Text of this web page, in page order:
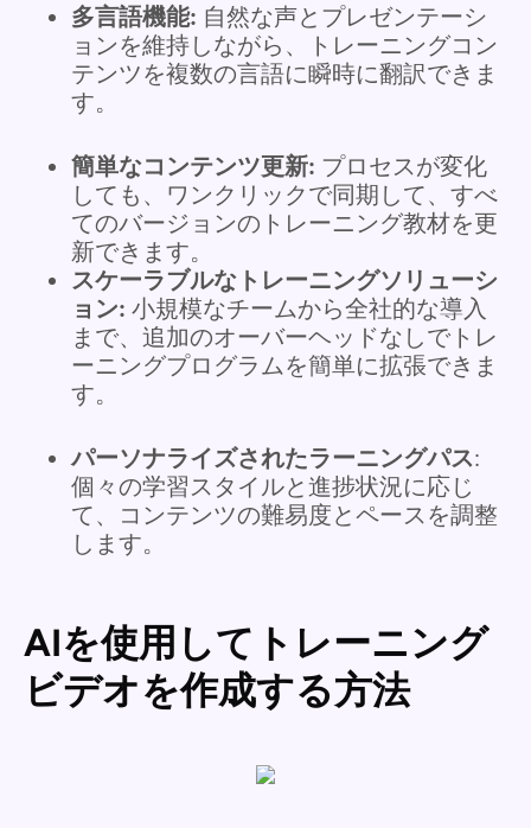
多言語機能: 自然な声とプレゼンテーシ
ョンを維持しながら、トレーニングコン
テンツを複数の言語に瞬時に翻訳できま
す。
簡単なコンテンツ更新: プロセスが変化
しても、ワンクリックで同期して、すべ
てのバージョンのトレーニング教材を更
新できます。
スケーラブルなトレーニングソリューシ
ョン: 小規模なチームから全社的な導入
まで、追加のオーバーヘッドなしでトレ
ーニングプログラムを簡単に拡張できま
す。
パーソナライズされたラーニングパス:
個々の学習スタイルと進捗状況に応じ
て、コンテンツの難易度とペースを調整
します。
AIを使用してトレーニング
ビデオを作成する方法